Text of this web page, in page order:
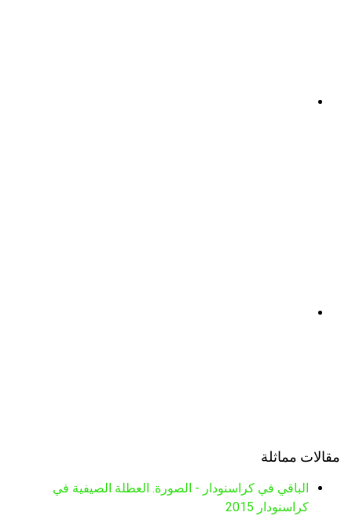
مقالات مماثلة
الباقي في كراسنودار - الصورة. العطلة الصيفية في
كراسنودار 2015